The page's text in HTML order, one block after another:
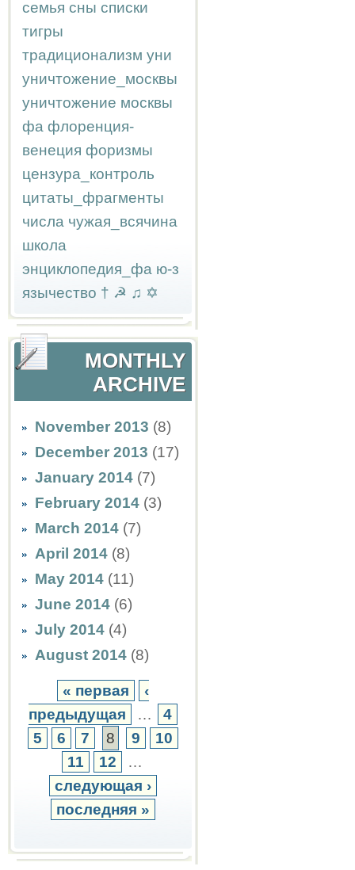
семья сны списки
тигры
традиционализм уни
уничтожение_москвы
уничтожение москвы
фа флоренция-
венеция форизмы
цензура_контроль
цитаты_фрагменты
числа чужая_всячина
школа
энциклопедия_фа ю-з
язычество † ☭ ♫ ✡
MONTHLY
ARCHIVE
November 2013 (8)
December 2013 (17)
January 2014 (7)
February 2014 (3)
March 2014 (7)
April 2014 (8)
May 2014 (11)
June 2014 (6)
July 2014 (4)
August 2014 (8)
« первая
‹
предыдущая
…
4
5
6 7 8 9
10
11
12
…
следующая ›
последняя »